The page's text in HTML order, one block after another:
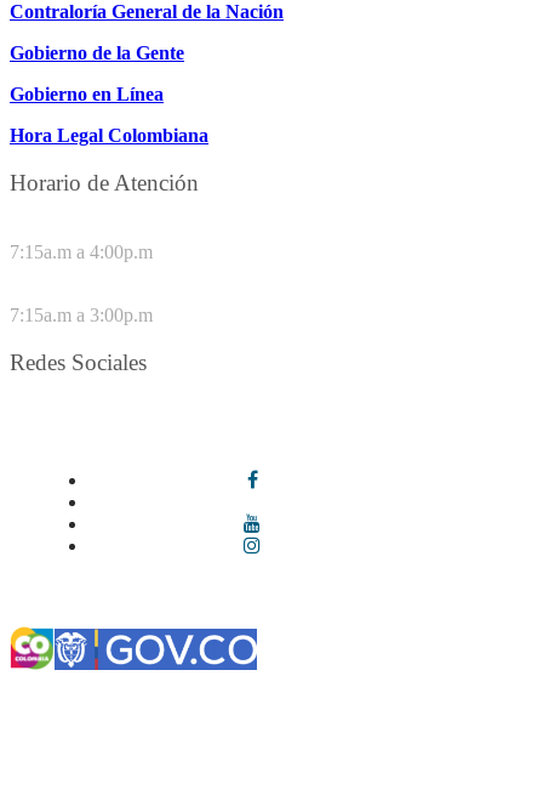
Contraloría General de la Nación
Gobierno de la Gente
Gobierno en Línea
Hora Legal Colombiana
Horario de Atención
7:15a.m a 4:00p.m
7:15a.m a 3:00p.m
Redes Sociales